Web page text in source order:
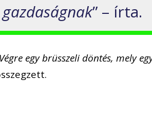
gazdaságnak” – írta.
Végre egy brüsszeli döntés, mely